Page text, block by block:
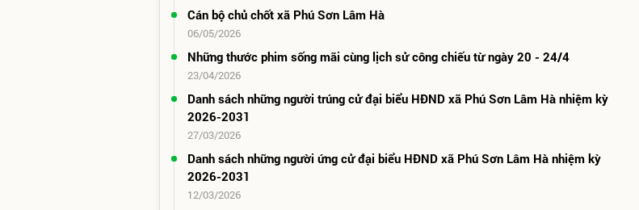
Cán bộ chủ chốt xã Phú Sơn Lâm Hà
06/05/2026
Những thước phim sống mãi cùng lịch sử công chiếu từ ngày 20 - 24/4
23/04/2026
Danh sách những người trúng cử đại biểu HĐND xã Phú Sơn Lâm Hà nhiệm kỳ
2026-2031
27/03/2026
Danh sách những người ứng cử đại biểu HĐND xã Phú Sơn Lâm Hà nhiệm kỳ
2026-2031
12/03/2026